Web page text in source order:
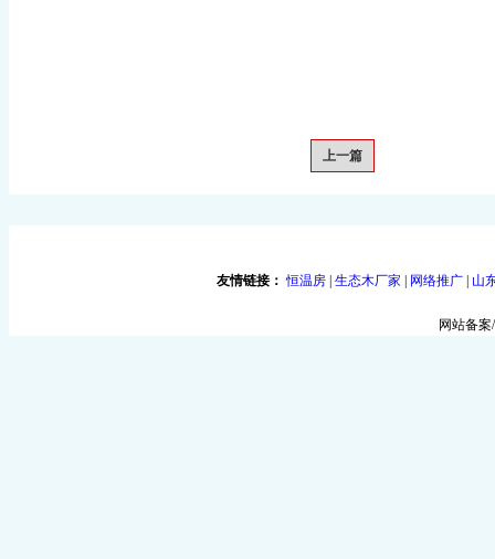
上一篇
友情链接： 恒温房| 生态木厂家 | 网络推广| 山
网站备